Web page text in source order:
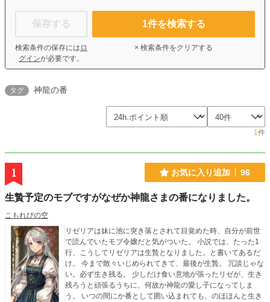
保存する
検索条件の保存には ロ
グインが必要です。
1件を検索する
× 検索条件をクリアする
タグ 神龍の番
1件
1 お気に入り追加 96
生贄予定のモブですがなぜか神龍さまの番になりました。
こもれびの空
リゼリアは妹に池に突き落とされて目覚めた時、自分が前世
で読んでいたモブ令嬢だと気がついた。 小説では、たった1
行、こうしてリゼリアは生贄となりました。と書いてあるだ
け。 今まで散々いじめられてきて、最後が生贄。 冗談じゃな
い。必ず生き残る。 少しだけ食い意地が張ったリゼが、生き
残ろうと頑張るうちに、何故か神龍の愛し子になってしま
う。 いつの間にか番として囲い込まれても、のほほんと生き